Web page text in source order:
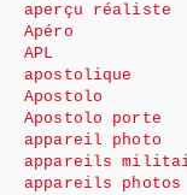
aperçu réaliste
Apéro
APL
apostolique
Apostolo
Apostolo porte
appareil photo
appareils
appareils photos